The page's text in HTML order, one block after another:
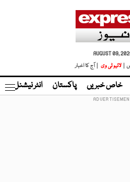
AUGUST 09,
|
لائیو ٹی وی | آج کا اخبار
خاص خبریں پاکستان انٹر نیشنل